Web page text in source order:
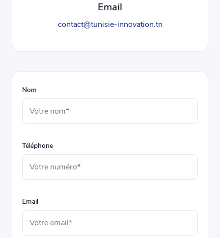
Email
contact@tunisie-innovation.tn
Nom
Téléphone
Email